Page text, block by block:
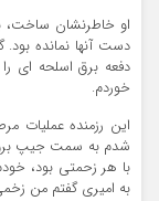
او خاطرنشان ساخت،
دست آنها نمانده بود.
دفعه برق اسلحه ای
خوردم.
این رزمنده عملیات
شدم به سمت جیپ
با هر زحمتی بود،
به امیری گفتم من